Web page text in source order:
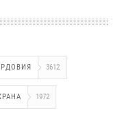
3612
1972